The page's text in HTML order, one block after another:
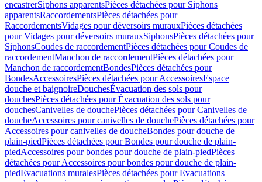
encastrerSiphons apparentsPièces détachées pour Siphons
apparentsRaccordementsPièces détachées pour
RaccordementsVidages pour déversoirs murauxPièces détachées
pour Vidages pour déversoirs murauxSiphonsPièces détachées pour
SiphonsCoudes de raccordementPièces détachées pour Coudes de
raccordementManchon de raccordementPièces détachées pour
Manchon de raccordementBondesPièces détachées pour
BondesAccessoiresPièces détachées pour AccessoiresEspace
douche et baignoireDouchesÉvacuation des sols pour
douchesPièces détachées pour Évacuation des sols pour
douchesCanivelles de douchePièces détachées pour Canivelles de
doucheAccessoires pour canivelles de douchePièces détachées pour
Accessoires pour canivelles de doucheBondes pour douche de
plain-piedPièces détachées pour Bondes pour douche de plain-
piedAccessoires pour bondes pour douche de plain-piedPièces
détachées pour Accessoires pour bondes pour douche de plain-
piedEvacuations muralesPièces détachées pour Evacuations